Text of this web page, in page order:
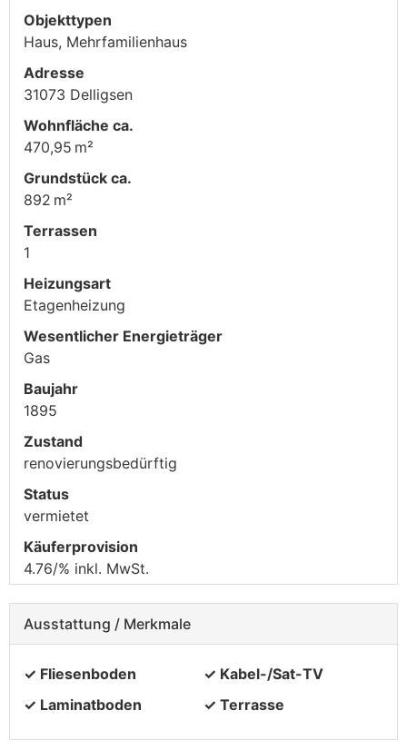
Objekttypen
Haus, Mehrfamilienhaus
Adresse
31073 Delligsen
Wohnfläche ca.
470,95 m²
Grund­stück ca.
892 m²
Terrassen
1
Heizungsart
Etagenheizung
Wesentlicher Energieträger
Gas
Baujahr
1895
Zustand
renovierungsbedürftig
Status
vermietet
Käufer­provision
4.76/% inkl. MwSt.
Ausstattung / Merkmale
✓ Fliesenboden
✓ Kabel-/Sat-TV
✓ Laminatboden
✓ Terrasse